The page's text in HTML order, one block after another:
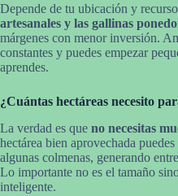
Depende de tu ubicación y
artesanales y las gallinas
márgenes con menor inversión.
constantes y puedes empezar
aprendes.
¿Cuántas hectáreas necesito
La verdad es que no necesitas
hectárea bien aprovechada
algunas colmenas, generando
Lo importante no es el tamaño
inteligente.